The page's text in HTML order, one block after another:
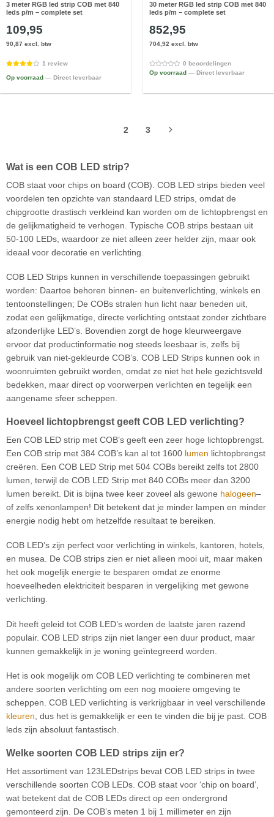
3 meter RGB led strip COB met 840
leds p/m – complete set
109,95
90,87 excl. btw
1 review
Op voorraad — Direct leverbaar
30 meter RGB led strip COB met 840
leds p/m – complete set
852,95
704,92 excl. btw
0 beoordelingen
Op voorraad — Direct leverbaar
2 3
Wat is een COB LED strip?
COB staat voor chips on board (COB). COB LED strips bieden veel
voordelen ten opzichte van standaard LED strips, omdat de
chipgrootte drastisch verkleind kan worden om de lichtopbrengst en
de gelijkmatigheid te verhogen. Typische COB strips bestaan uit
50-100 LEDs, waardoor ze niet alleen zeer helder zijn, maar ook
ideaal voor decoratie en verlichting.
COB LED Strips kunnen in verschillende toepassingen gebruikt
worden: Daartoe behoren binnen- en buitenverlichting, winkels en
tentoonstellingen; De COBs stralen hun licht naar beneden uit,
zodat een gelijkmatige, directe verlichting ontstaat zonder zichtbare
afzonderlijke LED’s. Bovendien zorgt de hoge kleurweergave
ervoor dat productinformatie nog steeds leesbaar is, zelfs bij
gebruik van niet-gekleurde COB’s. COB LED Strips kunnen ook in
woonruimten gebruikt worden, omdat ze niet het hele gezichtsveld
bedekken, maar direct op voorwerpen verlichten en tegelijk een
aangename sfeer scheppen.
Hoeveel lichtopbrengst geeft COB LED verlichting?
Een COB LED strip met COB’s geeft een zeer hoge lichtopbrengst.
Een COB strip met 384 COB’s kan al tot 1600 lumen lichtopbrengst
creëren. Een COB LED Strip met 504 COBs bereikt zelfs tot 2800
lumen, terwijl de COB LED Strip met 840 COBs meer dan 3200
lumen bereikt. Dit is bijna twee keer zoveel als gewone halogeen–
of zelfs xenonlampen! Dit betekent dat je minder lampen en minder
energie nodig hebt om hetzelfde resultaat te bereiken.
COB LED’s zijn perfect voor verlichting in winkels, kantoren, hotels,
en musea. De COB strips zien er niet alleen mooi uit, maar maken
het ook mogelijk energie te besparen omdat ze enorme
hoeveelheden elektriciteit besparen in vergelijking met gewone
verlichting.
Dit heeft geleid tot COB LED’s worden de laatste jaren razend
populair. COB LED strips zijn niet langer een duur product, maar
kunnen gemakkelijk in je woning geïntegreerd worden.
Het is ook mogelijk om COB LED verlichting te combineren met
andere soorten verlichting om een nog mooiere omgeving te
scheppen. COB LED verlichting is verkrijgbaar in veel verschillende
kleuren , dus het is gemakkelijk er een te vinden die bij je past. COB
leds zijn absoluut fantastisch.
Welke soorten COB LED strips zijn er?
Het assortiment van 123LEDstrips bevat COB LED strips in twee
verschillende soorten COB LEDs. COB staat voor ‘chip on board’,
wat betekent dat de COB LEDs direct op een ondergrond
gemonteerd zijn. De COB’s meten 1 bij 1 millimeter en zijn